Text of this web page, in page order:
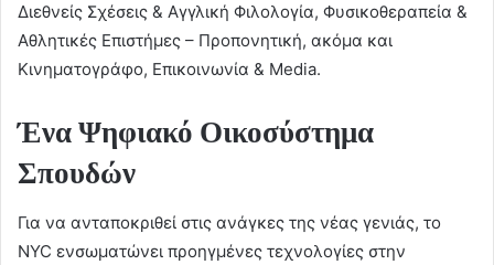
Διεθνείς Σχέσεις & Αγγλική Φιλολογία, Φυσικοθεραπεία &
Αθλητικές Επιστήμες – Προπονητική, ακόμα και
Κινηματογράφο, Επικοινωνία & Media.
Ένα Ψηφιακό Οικοσύστημα
Σπουδών
Για να ανταποκριθεί στις ανάγκες της νέας γενιάς, το
NYC ενσωματώνει προηγμένες τεχνολογίες στην